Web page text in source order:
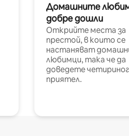
Домашните
добре дошли
Открийте места за
престой, в които се
настаняват
любимци, така че да
доведете
приятел.